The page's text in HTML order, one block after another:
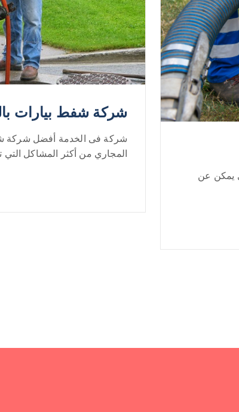
يمكن عن
شركة شفط بيارات بالرياض
شركة فى الخدمة أفضل شركة
المجاري من أكثر المشاكل التي